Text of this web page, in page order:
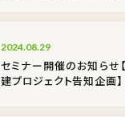
2024.08.29
セミナー開催のお知らせ
建プロジェクト告知企画】